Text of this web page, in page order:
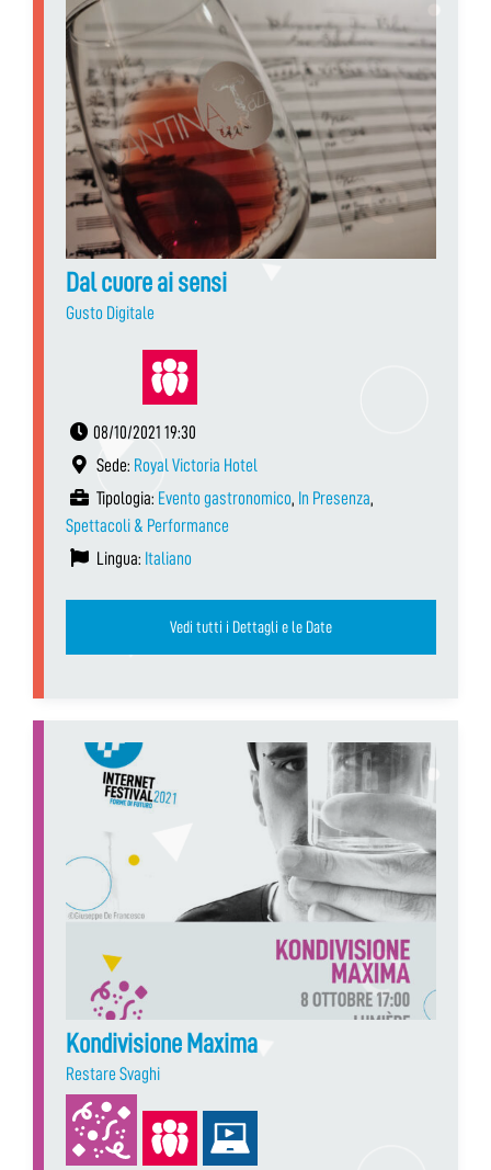
Dal cuore ai sensi
Gusto Digitale
08/10/2021 19:30
Sede: Royal Victoria Hotel
Tipologia: Evento gastronomico, In Presenza,
Spettacoli & Performance
Lingua: Italiano
Vedi tutti i Dettagli e le Date
Kondivisione Maxima
Restare Svaghi